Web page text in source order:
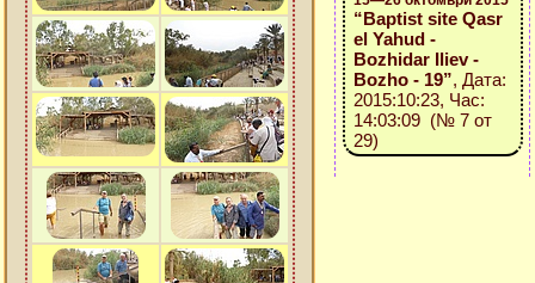
“Baptist site Qasr
el Yahud -
Bozhidar Iliev -
Bozho - 19”, Дата:
2015:10:23, Час:
14:03:09 (№ 7 от
29)